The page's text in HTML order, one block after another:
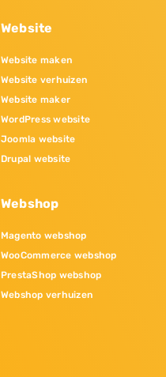
Website
Website maken
Website verhuizen
Website maker
WordPress website
Joomla website
Drupal website
Webshop
Magento webshop
WooCommerce webshop
PrestaShop webshop
Webshop verhuizen